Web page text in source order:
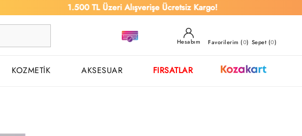
1.500 TL Üzeri Alışverişe Ücretsiz Kargo!
Hesabım Favorilerim (0) Sepet (0)
KOZMETİK AKSESUAR FIRSATLAR